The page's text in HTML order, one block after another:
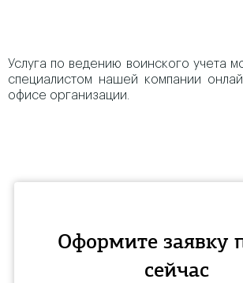
Услуга по ведению воинского учета
специалистом нашей компании
офисе организации.
Оформите заявку
сейчас